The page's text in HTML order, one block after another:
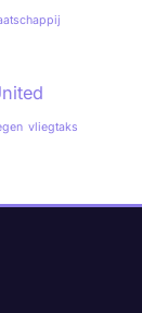
vliegtaks